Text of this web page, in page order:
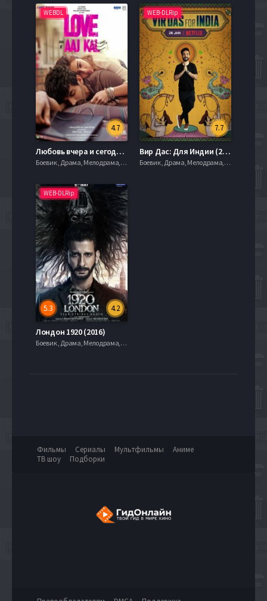
WEBDL
4.7
Любовь вчера и сегодня 2 (2020)
Боевик , Драма, Мелодрама, Приключения, 2010, 720hd, mobilen
WEB-DLRip
7.7
Вир Дас: Для Индии (2020)
Боевик , Драма, Мелодрама, Приключения, 2010, 720hd, mobilen
WEB-DLRip
4.2
5.3
Лондон 1920 (2016)
Боевик , Драма, Мелодрама, Приключения, 2010, 720hd, mobilen
Фильмы Сериалы Мультфильмы
Аниме
ТВ шоу
Подборки